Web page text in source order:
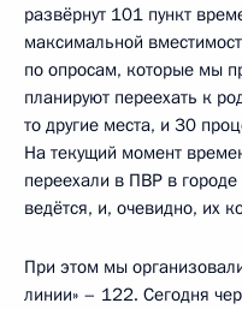
развёрнут 101 пункт
максимальной
по опросам, которые мы
планируют переехать к
то другие места, и 30
На текущий момент
переехали в ПВР в городе
ведётся, и, очевидно, их
При этом мы
линии» – 122. Сегодня